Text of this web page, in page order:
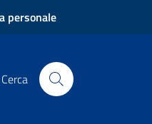
personale
Cerca